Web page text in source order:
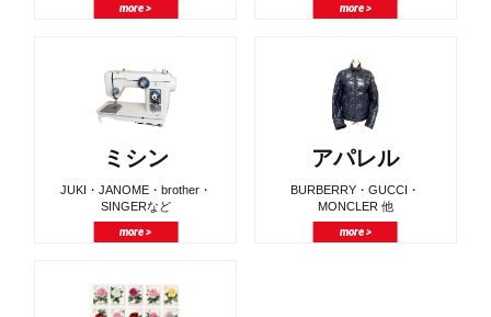
more > more >
ミシン
JUKI・JANOME・brother・
SINGERなど
more >
アパレル
BURBERRY・GUCCI・
MONCLER 他
more >